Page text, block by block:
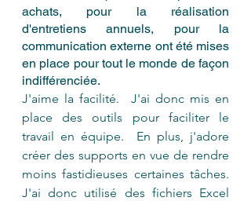
achats, pour la réalisation
d'entretiens annuels, pour la
communication externe ont été mises
en place pour tout le monde de façon
indifférenciée.
J'aime la facilité.  J'ai donc mis en
place des outils pour faciliter le
travail en équipe.  En plus, j'adore
créer des supports en vue de rendre
moins fastidieuses certaines tâches.
J'ai donc utilisé des fichiers Excel